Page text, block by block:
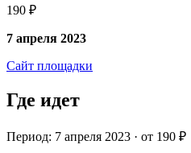
190 ₽
7 апреля 2023
Сайт площадки
Где идет
Период: 7 апреля 2023 · от 190 ₽